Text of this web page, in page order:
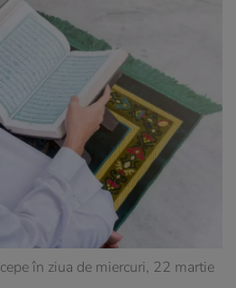
în ziua de miercuri, 22 martie